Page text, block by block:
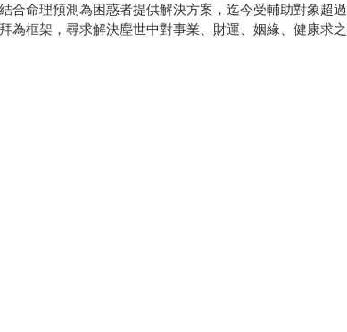
命理預測為困惑者提供解決方案，迄今受輔助對象超
為框架，尋求解決塵世中對事業、財運、姻緣、健康求